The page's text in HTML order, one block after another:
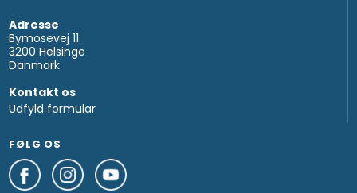
Adresse
Bymosevej 11
3200 Helsinge
Danmark
Kontakt os
Udfyld formular
FØLG OS